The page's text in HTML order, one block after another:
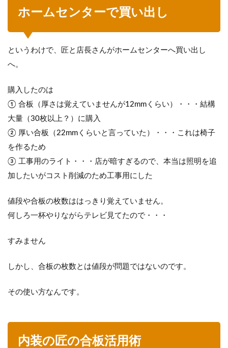
ホームセンターで買い出し
というわけで、匠と店長さんがホームセンターへ買い出し
へ。
購入したのは
① 合板（厚さは覚えていませんが12mmくらい）・・・結構
大量（30枚以上？）に購入
② 厚い合板（22mmくらいと言っていた）・・・これは椅子
を作るため
③ 工事用のライト・・・店が暗すぎるので、本当は照明を追
加したいがコスト削減のため工事用にした
値段や合板の枚数ははっきり覚えていません。
何しろ一杯やりながらテレビ見てたので・・・
すみません
しかし、合板の枚数とは値段が問題ではないのです。
その使い方なんです。
内装の匠の合板活用術